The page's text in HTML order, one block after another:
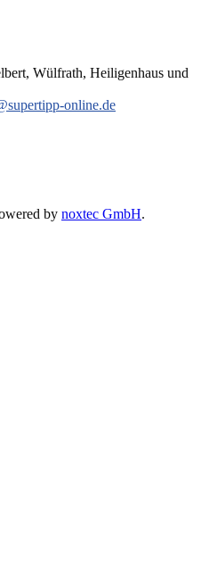
Wülfrath, Heiligenhaus und
online.de
by noxtec GmbH.